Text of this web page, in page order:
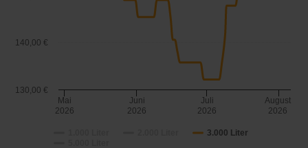
3.000 Liter
Mai
2026
Juni
2026
Juli
2026
August
2026
130,00 €
140,00 €